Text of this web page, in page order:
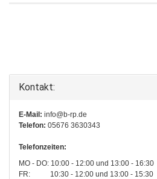
Kontakt:
E-Mail: info@b-rp.de
Telefon: 05676 3630343
Telefonzeiten:
MO - DO: 10:00 - 12:00 und 13:00 - 16:30
FR: 10:30 - 12:00 und 13:00 - 15:30